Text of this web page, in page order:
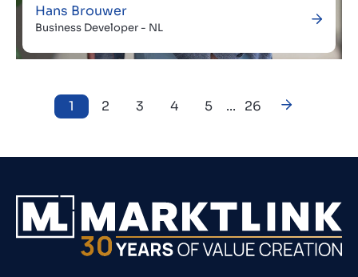
Hans Brouwer
Business Developer - NL
1 2 3 4 5 ... 26